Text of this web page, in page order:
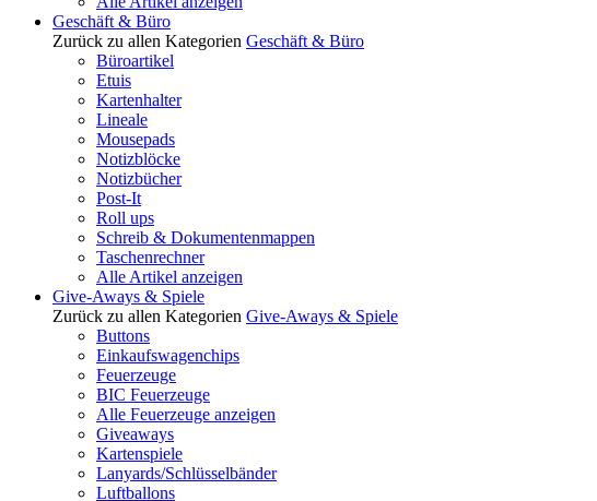
Geschäft & Büro
Zurück zu allen Kategorien Geschäft & Büro
Büroartikel
Etuis
Kartenhalter
Lineale
Mousepads
Notizblöcke
Notizbücher
Post-It
Roll ups
Schreib & Dokumentenmappen
Taschenrechner
Alle Artikel anzeigen
Give-Aways & Spiele
Zurück zu allen Kategorien Give-Aways & Spiele
Buttons
Einkaufswagenchips
Feuerzeuge
BIC Feuerzeuge
Alle Feuerzeuge anzeigen
Giveaways
Kartenspiele
Lanyards/Schlüsselbänder
Luftballons